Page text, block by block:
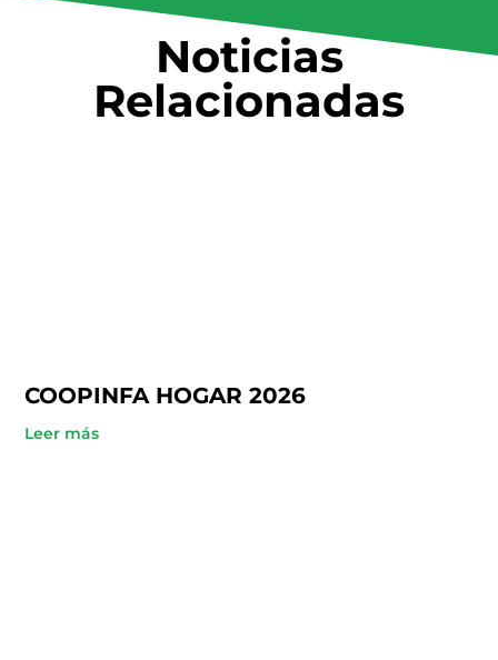
Noticias
Relacionadas
COOPINFA HOGAR 2026
Leer más